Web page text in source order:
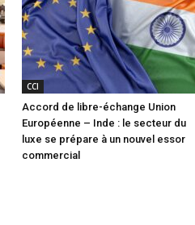
CCI
Accord de libre-échange Union
Européenne – Inde : le secteur du
luxe se prépare à un nouvel essor
commercial